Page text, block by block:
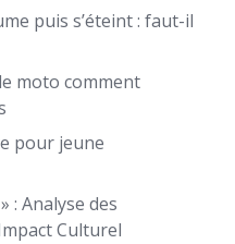
puis s’éteint : faut-il
moto comment
pour jeune
: Analyse des
Culturel